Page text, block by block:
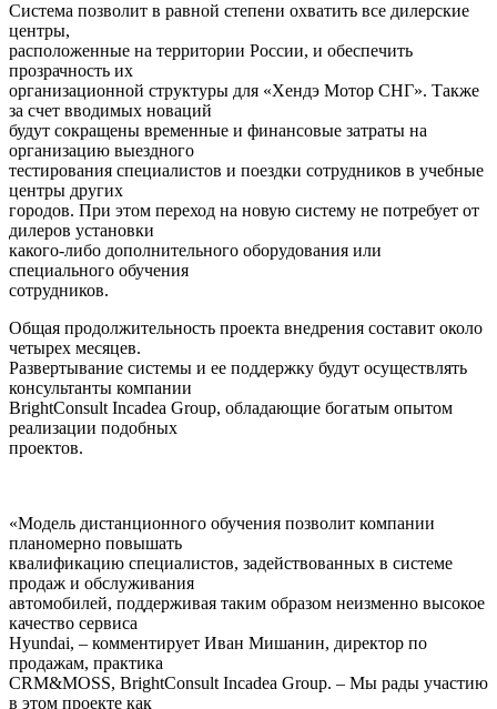
Система позволит в равной степени охватить все дилерские
центры,
расположенные на территории России, и обеспечить
прозрачность их
организационной структуры для «Хендэ Мотор СНГ». Также
за счет вводимых новаций
будут сокращены временные и финансовые затраты на
организацию выездного
тестирования специалистов и поездки сотрудников в учебные
центры других
городов. При этом переход на новую систему не потребует от
дилеров установки
какого-либо дополнительного оборудования или
специального обучения
сотрудников.
Общая продолжительность проекта внедрения составит около
четырех месяцев.
Развертывание системы и ее поддержку будут осуществлять
консультанты компании
BrightConsult Incadea Group, обладающие богатым опытом
реализации подобных
проектов.
«Модель дистанционного обучения позволит компании
планомерно повышать
квалификацию специалистов, задействованных в системе
продаж и обслуживания
автомобилей, поддерживая таким образом неизменно высокое
качество сервиса
Hyundai, – комментирует Иван Мишанин, директор по
продажам, практика
CRM&MOSS, BrightConsult Incadea Group. – Мы рады участию
в этом проекте как